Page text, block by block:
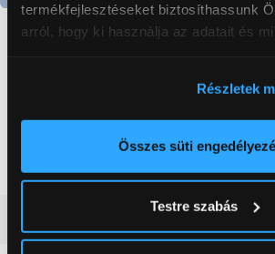
termékfejlesztéseket biztosíthassunk
arról, hogy ki használja az adatait és
elhelyezkedéséről pár méteres
Az Ön készülékén
módjairól és adja meg preferenciáit a
pontban. Bármikor módosíthatja vagy
Részletek
Összes süti
Testre szabás
Termék adatlap
Candy
59 999